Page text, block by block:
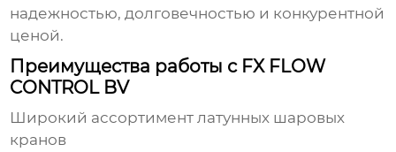
надежностью, долговечностью и конкурентной
ценой.
Преимущества работы с FX FLOW
CONTROL BV
Широкий ассортиментлатунных шаровых
кранов